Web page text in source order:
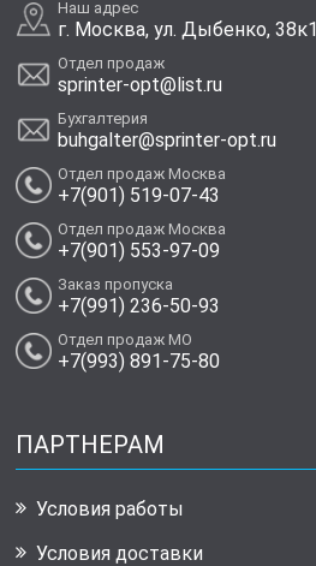
Наш адрес
г. Москва, ул. Дыбенко, 38к1
Отдел продаж
sprinter-opt@list.ru
Бухгалтерия
buhgalter@sprinter-opt.ru
Отдел продаж Москва
+7(901) 519-07-43
Отдел продаж Москва
+7(901) 553-97-09
Заказ пропуска
+7(991) 236-50-93
Отдел продаж МО
+7(993) 891-75-80
ПАРТНЕРАМ
Условия работы
Условия доставки